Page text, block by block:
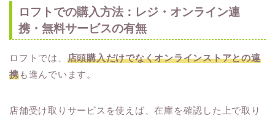
ロフトでの購入方法：レジ・オンライン連
携・無料サービスの有無
ロフトでは、 店頭購入だけでなくオンラインストアとの連
携も進んでいます。
店舗受け取りサービスを使えば、在庫を確認した上で取り